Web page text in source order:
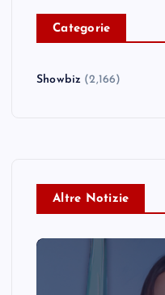
Categorie
Showbiz (2,166)
Altre Notizie